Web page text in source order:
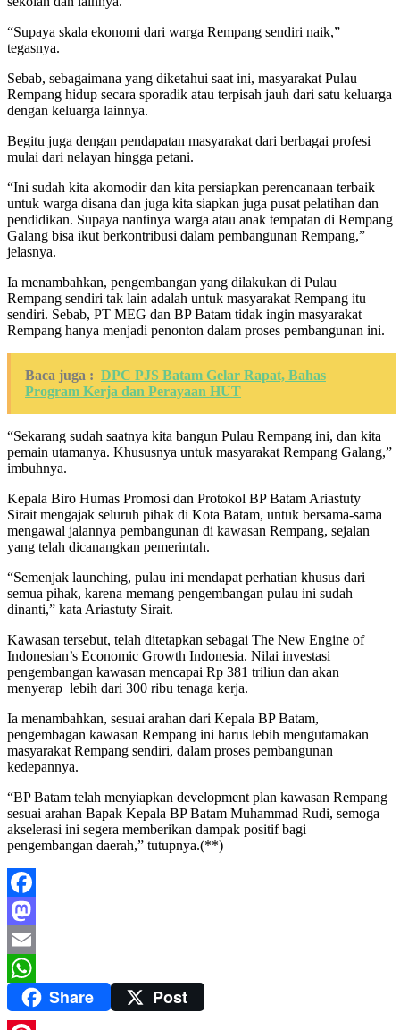
“Supaya skala ekonomi dari warga Rempang sendiri naik,”
tegasnya.
Sebab, sebagaimana yang diketahui saat ini, masyarakat Pulau
Rempang hidup secara sporadik atau terpisah jauh dari satu keluarga
dengan keluarga lainnya.
Begitu juga dengan pendapatan masyarakat dari berbagai profesi
mulai dari nelayan hingga petani.
“Ini sudah kita akomodir dan kita persiapkan perencanaan terbaik
untuk warga disana dan juga kita siapkan juga pusat pelatihan dan
pendidikan. Supaya nantinya warga atau anak tempatan di Rempang
Galang bisa ikut berkontribusi dalam pembangunan Rempang,”
jelasnya.
Ia menambahkan, pengembangan yang dilakukan di Pulau
Rempang sendiri tak lain adalah untuk masyarakat Rempang itu
sendiri. Sebab, PT MEG dan BP Batam tidak ingin masyarakat
Rempang hanya menjadi penonton dalam proses pembangunan ini.
Baca juga : DPC PJS Batam Gelar Rapat, Bahas
Program Kerja dan Perayaan HUT
“Sekarang sudah saatnya kita bangun Pulau Rempang ini, dan kita
pemain utamanya. Khususnya untuk masyarakat Rempang Galang,”
imbuhnya.
Kepala Biro Humas Promosi dan Protokol BP Batam Ariastuty
Sirait mengajak seluruh pihak di Kota Batam, untuk bersama-sama
mengawal jalannya pembangunan di kawasan Rempang, sejalan
yang telah dicanangkan pemerintah.
“Semenjak launching, pulau ini mendapat perhatian khusus dari
semua pihak, karena memang pengembangan pulau ini sudah
dinanti,” kata Ariastuty Sirait.
Kawasan tersebut, telah ditetapkan sebagai The New Engine of
Indonesian’s Economic Growth Indonesia. Nilai investasi
pengembangan kawasan mencapai Rp 381 triliun dan akan
menyerap lebih dari 300 ribu tenaga kerja.
Ia menambahkan, sesuai arahan dari Kepala BP Batam,
pengembagan kawasan Rempang ini harus lebih mengutamakan
masyarakat Rempang sendiri, dalam proses pembangunan
kedepannya.
“BP Batam telah menyiapkan development plan kawasan Rempang
sesuai arahan Bapak Kepala BP Batam Muhammad Rudi, semoga
akselerasi ini segera memberikan dampak positif bagi
pengembangan daerah,” tutupnya.(**)
Facebook
Mastodon
Email
WhatsAppShare Post